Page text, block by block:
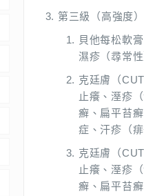
第三級（高強度）
貝他每松軟
濕疹（尋常
克廷膚（
止癢、溼疹
癬、扁平苔
症、汗疹（痱
克廷膚（
止癢、溼疹
癬、扁平苔